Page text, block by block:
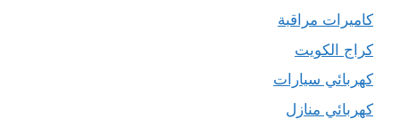
كاميرات مراقبة
كراج الكويت
كهربائي سيارات
كهربائي منازل